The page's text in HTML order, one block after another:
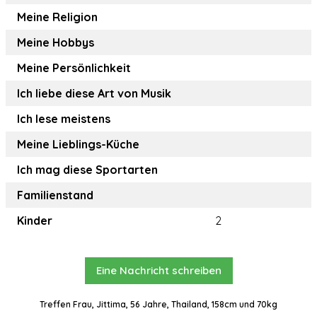
Meine Religion
Meine Hobbys
Meine Persönlichkeit
Ich liebe diese Art von Musik
Ich lese meistens
Meine Lieblings-Küche
Ich mag diese Sportarten
Familienstand
Kinder
2
Eine Nachricht schreiben
Treffen Frau, Jittima, 56 Jahre, Thailand, 158cm und 70kg